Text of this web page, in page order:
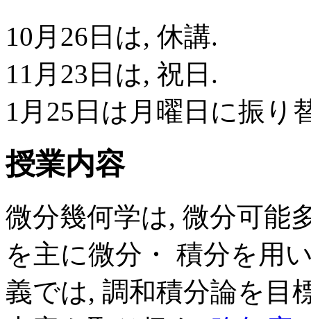
10月26日は, 休講.
11月23日は, 祝日.
1月25日は月曜日に振り
授業内容
微分幾何学は, 微分可能
を主に微分・ 積分を用
義では, 調和積分論を目